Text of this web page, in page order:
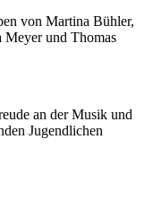
von Martina Bühler,
Meyer und Thomas
an der Musik und
Jugendlichen